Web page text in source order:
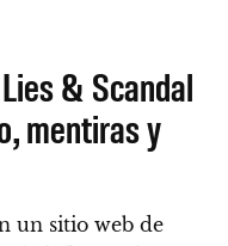
& Scandal
mentiras y
un sitio web de